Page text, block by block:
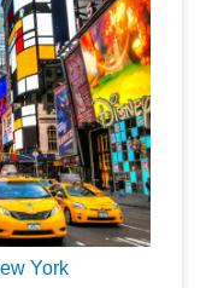
nào cũng nên thử
York